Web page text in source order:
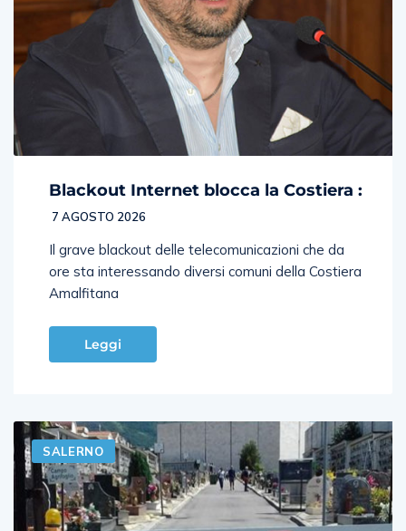
Blackout Internet blocca la Costiera :
7 AGOSTO 2026
Il grave blackout delle telecomunicazioni che da
ore sta interessando diversi comuni della Costiera
Amalfitana
Leggi
SALERNO